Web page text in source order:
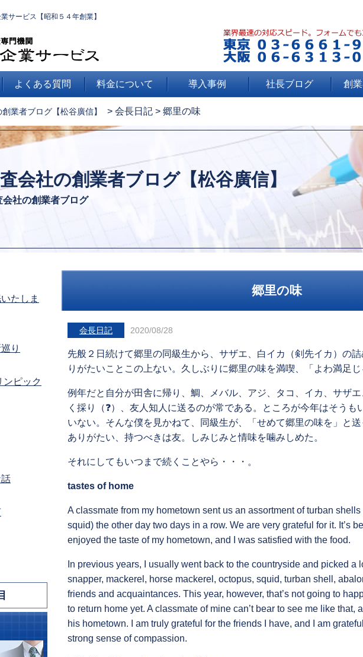
サービス【昭和５４年創業】
よくある質問 料金について 導入事例 社長ブログ 創
業者ブログ【松谷廣信】 > 会長日記 > 郷里の味
会社の創業者ブログ【松谷廣信】
会社の創業者ブログ
郷里の味
会長日記 2020/08/28
先般２日続けて郷里の同級生から、サザエ、白イカ（剣先イカ）の
りがたいことこの上ない。久しぶりに郷里の味を満喫、「よわ満足じ
例年だと自分が田舎に帰り、鯛、メバル、アジ、タコ、イカ、サザ
く採り（❓）、友人知人に送るのが常である。ところが今年はそうも
いない。そんな僕を見かねて、同級生が、「せめて郷里の味を」と
ありがたい、持つべきは友。しみじみと情味を噛みしめた。
それにしてもいつまで続くことやら・・・。
tastes of home
A classmate from my hometown sent us an assortment of turban
squid) the other day two days in a row. We are very grateful for it. It’s
enjoyed the taste of my hometown, and I was satisfied with the food.
In previous years, I usually went back to the countryside and picked a
snapper, mackerel, horse mackerel, octopus, squid, turban shell,
friends and acquaintances. This year, however, that’s not going to
to return home yet. A classmate of mine can’t bear to see me like that,
his hometown. I am truly grateful for the friends I have, and I am
strong sense of compassion.
たしま
り
ンピック